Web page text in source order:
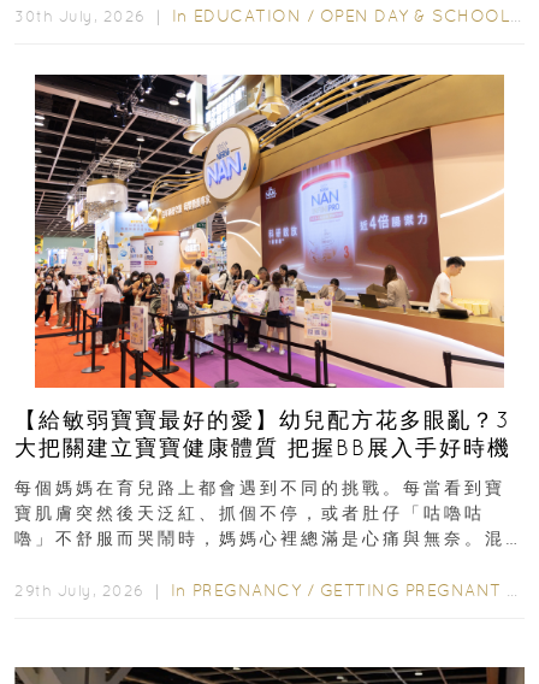
30th July, 2026 ｜ In EDUCATION / OPEN DAY & SCHOOL EVENTS
【給敏弱寶寶最好的愛】幼兒配方花多眼亂？3
大把關建立寶寶健康體質 把握BB展入手好時機
每個媽媽在育兒路上都會遇到不同的挑戰。每當看到寶
寶肌膚突然後天泛紅、抓個不停，或者肚仔「咕嚕咕
嚕」不舒服而哭鬧時，媽媽心裡總滿是心痛與無奈。混
29th July, 2026 ｜ In PREGNANCY / GETTING PREGNANT